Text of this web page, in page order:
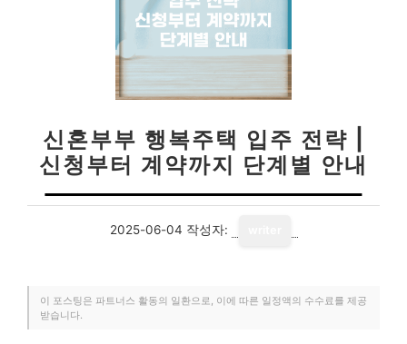
신혼부부 행복주택 입주 전략 |
신청부터 계약까지 단계별 안내
2025-06-04 작성자:
이 포스팅은 파트너스 활동의 일환으로, 이에 따른 일정액의 수수료를 제공
받습니다.